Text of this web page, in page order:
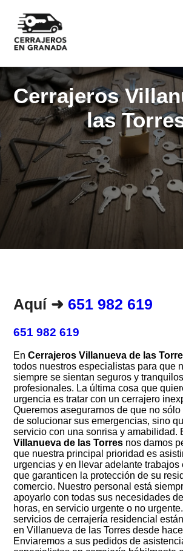
Cerrajeros
las
Aquí ➜ 651 982 619
651 982 619
EnCerrajeros Villanueva de las
todos nuestros especialistas para que
siempre se sientan seguros y
profesionales. La última cosa que
urgencia es tratar con un cerrajero
Queremos asegurarnos de que no
de solucionar sus emergencias, sino
servicio con una sonrisa y amabilidad.
Villanueva de las Torres nos damos
que nuestra principal prioridad es
urgencias y en llevar adelante trabajos
que garanticen la protección de su
comercio. Nuestro personal está
apoyarlo con todas sus necesidades
horas, en servicio urgente o no
servicios de cerrajería residencial
en Villanueva de las Torres desde
Enviaremos a sus pedidos de